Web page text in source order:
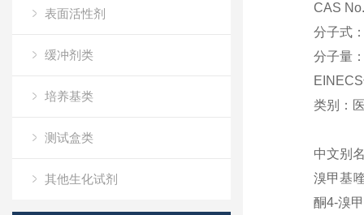
表面活性剂
缓冲剂类
培养基类
测试盒类
其他生化试剂
CAS
分子式
分子量
类别：
中文别
溴甲基
酮4-溴